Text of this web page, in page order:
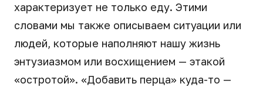
характеризует не только еду. Этими
словами мы также описываем ситуации или
людей, которые наполняют нашу жизнь
энтузиазмом или восхищением — этакой
«остротой». «Добавить перца» куда-то —